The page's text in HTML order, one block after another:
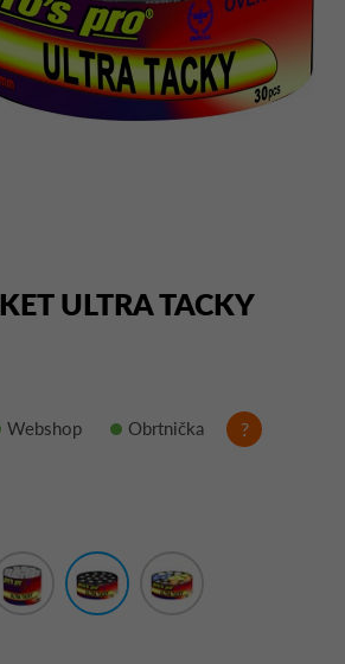
ULTRA TACKY
Webshop Obrtnička ?